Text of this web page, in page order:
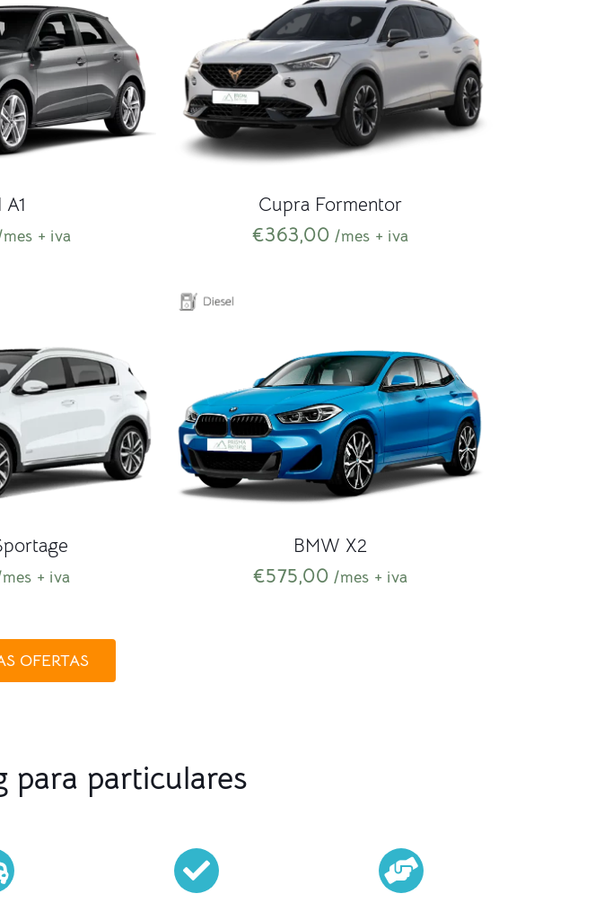
+ iva
Cupra Formentor
€363,00 /mes + iva
+ iva
BMW X2
€575,00 /mes + iva
OFERTAS
para particulares